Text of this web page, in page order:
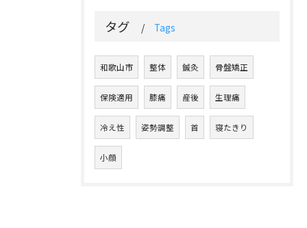
タグ Tags
和歌山市 整体 鍼灸 骨盤矯正
保険適用 膝痛 産後 生理痛
冷え性 姿勢調整 首 寝たきり
小顔